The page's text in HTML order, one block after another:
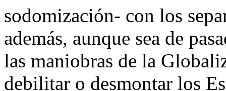
sodomización- con los
además, aunque sea de
las maniobras de la
debilitar o desmontar los